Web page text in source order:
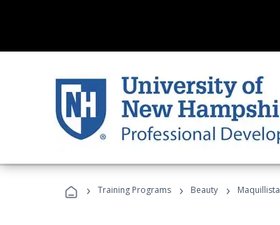
› Training Programs › Beauty › Maquillista